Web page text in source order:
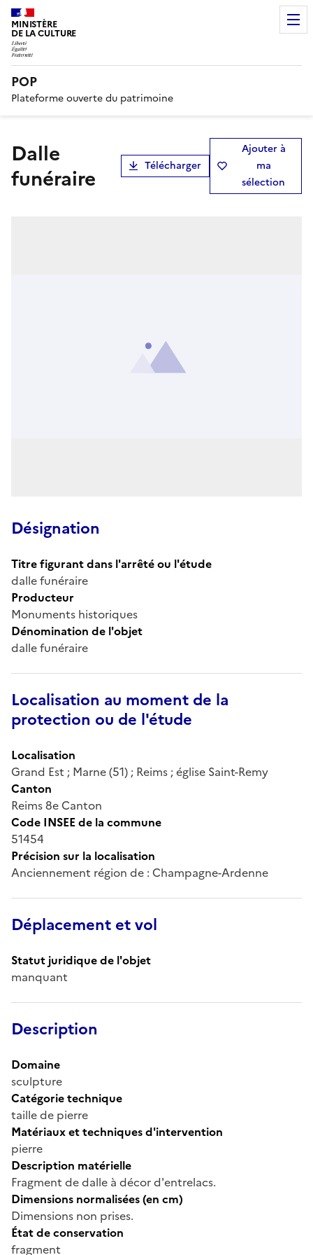
MINISTÈRE
DE LA CULTURE
POP
Plateforme ouverte du patrimoine
dalle
funéraire
Télécharger
Ajouter à
ma
sélection
Désignation
Titre figurant dans l'arrêté ou l'étude
dalle funéraire
Producteur
Monuments historiques
Dénomination de l'objet
dalle funéraire
Localisation au moment de la
protection ou de l'étude
Localisation
Grand Est ; Marne (51) ; Reims ; église Saint-Remy
Canton
Reims 8e Canton
Code INSEE de la commune
51454
Précision sur la localisation
Anciennement région de : Champagne-Ardenne
Déplacement et vol
Statut juridique de l'objet
manquant
Description
Domaine
sculpture
Catégorie technique
taille de pierre
Matériaux et techniques d'intervention
pierre
Description matérielle
Fragment de dalle à décor d'entrelacs.
Dimensions normalisées (en cm)
Dimensions non prises.
État de conservation
fragment